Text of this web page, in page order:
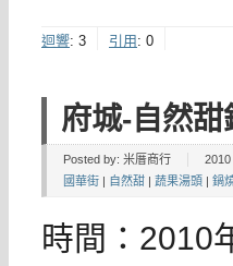
迴響: 3 引用 : 0
府城-自然甜
Posted by: 米厝商行
國華街 | 自然甜 | 蔬果湯頭 | 鍋
時間：2010